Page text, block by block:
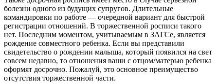
болезни одного из будущих супругов. Длительные
командировки по работе — очередной вариант для быстрой
регистрации отношений. В торжественной росписи такого
нет. Последним моментом, учитываемым в ЗАГСе, является
рождение совместного ребенка. Если вы представили
свидетельство о рождении малыша, который появился на свет
совсем недавно, то отношения ваши с отцом/матерью ребенка
оформят досрочно. Пожалуй, это основное преимущество
отсутствия торжественной части.